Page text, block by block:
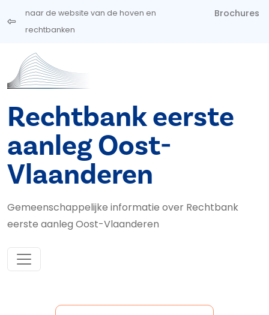
Overslaan en naar de inhoud gaan
naar de website van de hoven en
rechtbanken
Brochures
Rechtbank eerste
aanleg Oost-
Vlaanderen
Gemeenschappelijke informatie over Rechtbank
eerste aanleg Oost-Vlaanderen